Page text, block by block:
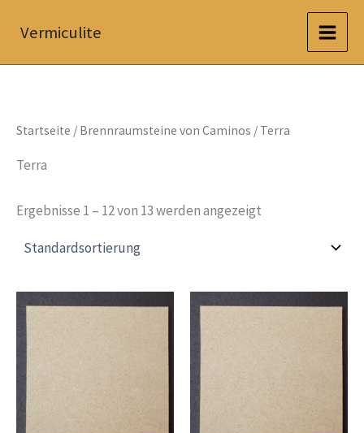
InhaltVermiculite
Startseite / Brennraumsteine von Caminos / Terra
Terra
Ergebnisse 1 – 12 von 13 werden angezeigt